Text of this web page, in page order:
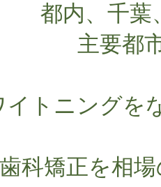
都内、千葉
主要都
イトニングを
科矯正を相